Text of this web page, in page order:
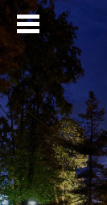
Strona główna